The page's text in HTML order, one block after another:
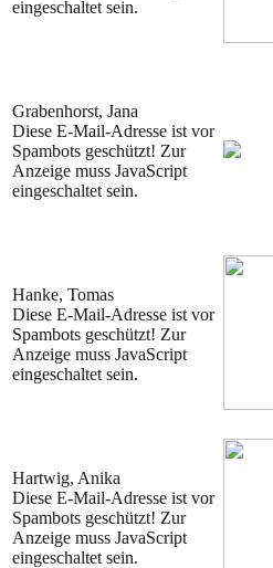
eingeschaltet sein.
Grabenhorst, Jana
Diese E-Mail-Adresse ist vor
Spambots geschützt! Zur
Anzeige muss JavaScript
eingeschaltet sein.
Hanke, Tomas
Diese E-Mail-Adresse ist vor
Spambots geschützt! Zur
Anzeige muss JavaScript
eingeschaltet sein.
Hartwig, Anika
Diese E-Mail-Adresse ist vor
Spambots geschützt! Zur
Anzeige muss JavaScript
eingeschaltet sein.